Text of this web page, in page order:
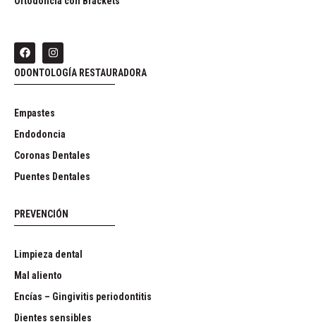
ODONTOLOGÍA RESTAURADORA
Empastes
Endodoncia
Coronas Dentales
Puentes Dentales
PREVENCIÓN
Limpieza dental
Mal aliento
Encías – Gingivitis periodontitis
Dientes sensibles